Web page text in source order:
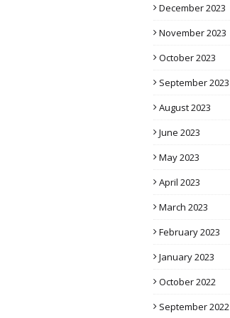
December 2023
November 2023
October 2023
September 2023
August 2023
June 2023
May 2023
April 2023
March 2023
February 2023
January 2023
October 2022
September 2022